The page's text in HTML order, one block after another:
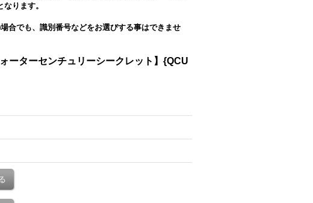
ります。
合でも、識別番号などをお選びする事はできませ
ーターセンチュリーシークレット】{QCU